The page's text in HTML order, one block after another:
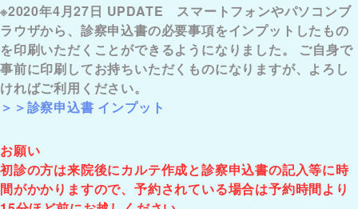
※2020年4月27日 UPDATE スマートフォンやパソコンブ
ラウザから、診察申込書の必要事項をインプットしたもの
を印刷いただくことができるようになりました。 ご自身で
事前に印刷してお持ちいただくものになりますが、よろし
ければご利用ください。
＞＞診察申込書 インプット
お願い
初診の方は来院後にカルテ作成と診察申込書の記入等に時
間がかかりますので、予約されている場合は予約時間より